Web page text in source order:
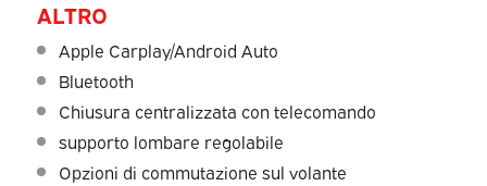
ALTRO
Apple Carplay/Android Auto
Bluetooth
Chiusura centralizzata con telecomando
supporto lombare regolabile
Opzioni di commutazione sul volante